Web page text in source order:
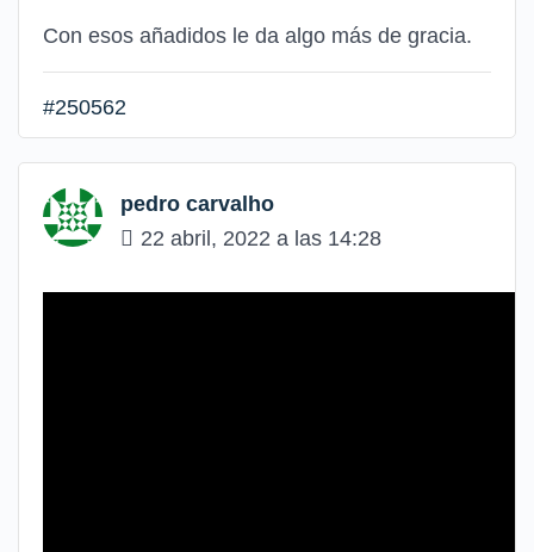
Con esos añadidos le da algo más de gracia.
#250562
pedro carvalho
22 abril, 2022 a las 14:28